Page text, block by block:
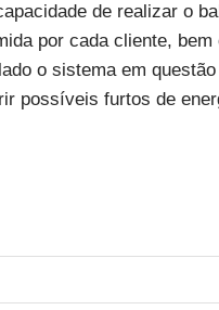
de realizar o
por cada cliente,
o sistema em
possíveis furtos de